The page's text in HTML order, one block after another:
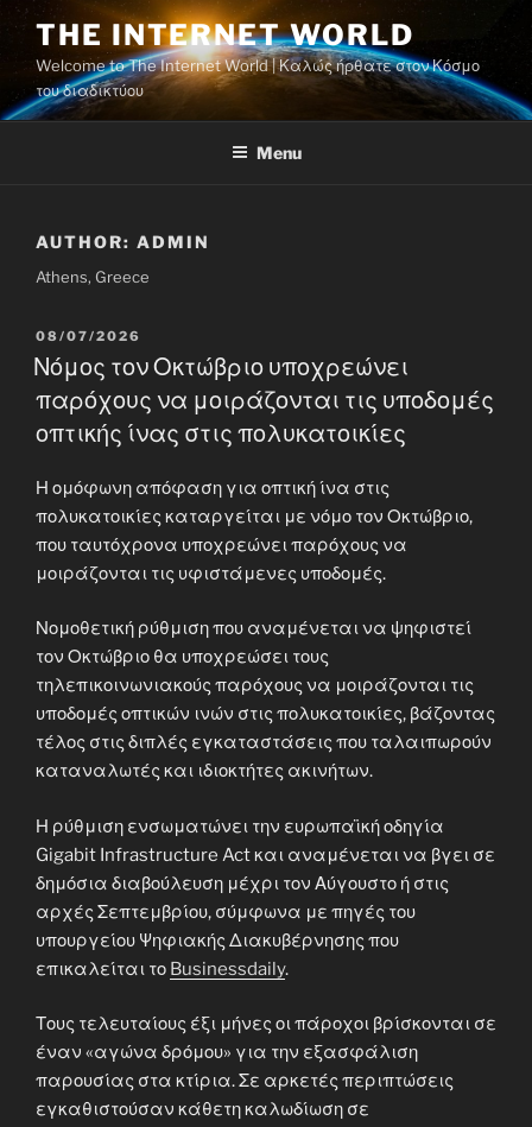
Skip
content
THE INTERNET WORLD
Welcome to The Internet World | Καλώς ήρθατε στον Κόσμο
του διαδικτύου
Menu
AUTHOR: ADMIN
Athens, Greece
POSTED
ON
08/07/2026
Νόμος τον Οκτώβριο υποχρεώνει
παρόχους να μοιράζονται τις υποδομές
οπτικής ίνας στις πολυκατοικίες
Η ομόφωνη απόφαση για οπτική ίνα στις
πολυκατοικίες καταργείται με νόμο τον Οκτώβριο,
που ταυτόχρονα υποχρεώνει παρόχους να
μοιράζονται τις υφιστάμενες υποδομές.
Νομοθετική ρύθμιση που αναμένεται να ψηφιστεί
τον Οκτώβριο θα υποχρεώσει τους
τηλεπικοινωνιακούς παρόχους να μοιράζονται τις
υποδομές οπτικών ινών στις πολυκατοικίες, βάζοντας
τέλος στις διπλές εγκαταστάσεις που ταλαιπωρούν
καταναλωτές και ιδιοκτήτες ακινήτων.
Η ρύθμιση ενσωματώνει την ευρωπαϊκή οδηγία
Gigabit Infrastructure Act και αναμένεται να βγει σε
δημόσια διαβούλευση μέχρι τον Αύγουστο ή στις
αρχές Σεπτεμβρίου, σύμφωνα με πηγές του
υπουργείου Ψηφιακής Διακυβέρνησης που
επικαλείται το Businessdaily.
Τους τελευταίους έξι μήνες οι πάροχοι βρίσκονται σε
έναν «αγώνα δρόμου» για την εξασφάλιση
παρουσίας στα κτίρια. Σε αρκετές περιπτώσεις
εγκαθιστούσαν κάθετη καλωδίωση σε